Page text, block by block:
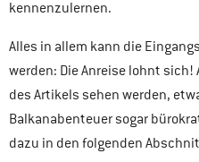
kennenzulernen.
Alles in allem kann die
werden: Die Anreise lohnt sich!
des Artikels sehen werden,
Balkanabenteuer sogar
dazu in den folgenden